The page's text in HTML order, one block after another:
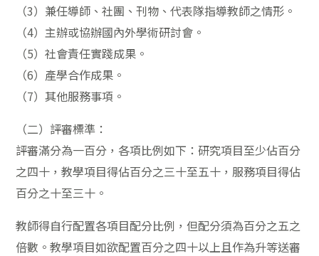
（3）兼任導師、社團、刊物、代表隊指導教師之情形。
（4）主辦或協辦國內外學術研討會。
（5）社會責任實踐成果。
（6）產學合作成果。
（7）其他服務事項。
（二）評審標準：
評審滿分為一百分，各項比例如下：研究項目至少佔百分
之四十，教學項目得佔百分之三十至五十，服務項目得佔
百分之十至三十。
教師得自行配置各項目配分比例，但配分須為百分之五之
倍數。教學項目如欲配置百分之四十以上且作為升等送審